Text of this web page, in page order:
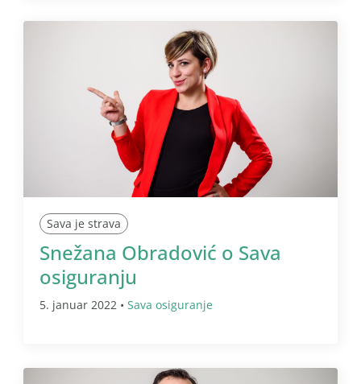
Sava je strava
Snežana Obradović o Sava
osiguranju
5. januar 2022 • Sava osiguranje